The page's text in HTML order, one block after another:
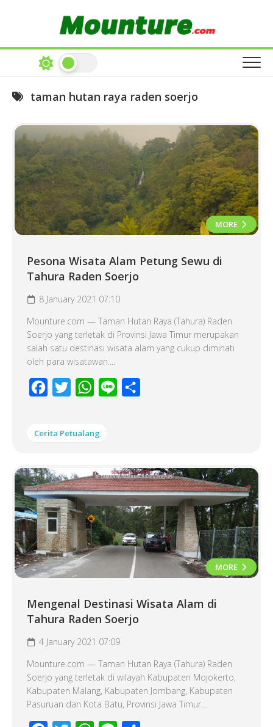
taman hutan raya raden soerjo
MORE
Pesona Wisata Alam Petung Sewu di
Tahura Raden Soerjo
8 January 2021 07:10
Mounture.com — Taman Hutan Raya (Tahura) Raden
Soerjo yang terletak di Provinsi Jawa Timur merupakan
salah satu destinasi wisata alam yang cukup diminati
oleh para wisatawan....
Facebook
Twitter WhatsApp
Line
Cerita Petualang
MORE
Mengenal Destinasi Wisata Alam di
Tahura Raden Soerjo
4 January 2021 07:09
Mounture.com — Taman Hutan Raya (Tahura) Raden
Soerjo yang terletak di wilayah Kabupaten Mojokerto,
Kabupaten Malang, Kabupaten Jombang, Kabupaten
Pasuruan dan Kota Batu, Provinsi Jawa Timur...